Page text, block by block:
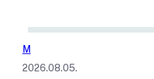
M
2026.08.05.